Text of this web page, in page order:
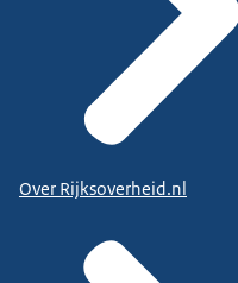
Over Rijksoverheid.nl